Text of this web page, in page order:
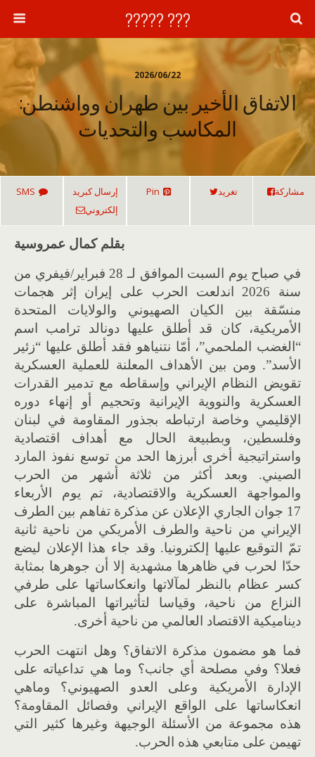
??? ?????
2026/06/22
الاتفاق الأخير بين طهران وواشنطن:
المكاسب والتحديات
مشاركة تغريد Pin
إرسال كبريد
إلكتروني
SMS
بقلم كمال عمروسية
في صباح يوم السبت الموافق لـ 28 فبراير/فيفري من
سنة 2026 اندلعت الحرب على إيران إثر هجمات
منسّقة بين الكيان الصهيوني والولايات المتحدة
الأمريكية، كان قد أطلق عليها دونالد ترامب اسم
“الغضب الملحمي”، أمّا نتنياهو فقد أطلق عليها “زئير
الأسد”. ومن بين الأهداف المعلنة للعملية العسكرية
تقويض النظام الإيراني وإسقاطه مع تدمير القدرات
العسكرية والنووية الإيرانية وتحجيم أو إنهاء دوره
الإقليمي وخاصة ارتباطه بجذور المقاومة في لبنان
وفلسطين، وبطبيعة الحال مع أهداف اقتصادية
واستراتيجية أخرى أبرزها الحد من توسع نفوذ المارد
الصيني. وبعد أكثر من ثلاثة أشهر من الحرب
والمواجهة العسكرية والاقتصادية، تم يوم الأربعاء
17 جوان الجاري الإعلان عن مذكرة تفاهم بين الطرف
الإيراني من ناحية والطرف الأمريكي من ناحية ثانية
تمّ التوقيع عليها إلكترونيا. وقد جاء هذا الإعلان ليضع
حدّا لحرب في ظاهرها مشهدية إلا أن جوهرها بمثابة
كسر عظام بالنظر لمآلاتها وانعكاساتها على طرفي
النزاع من ناحية، وقياسا لتأثيراتها المباشرة على
ديناميكية الاقتصاد العالمي من ناحية أخرى.
فما هو مضمون مذكرة الاتفاق؟ وهل انتهت الحرب
فعلا؟ وفي مصلحة أي جانب؟ وما هي تداعياته على
الإدارة الأمريكية وعلى العدو الصهيوني؟ وماهي
انعكاساتها على الواقع الإيراني وفصائل المقاومة؟
هذه مجموعة من الأسئلة الوجيهة وغيرها كثير التي
تهيمن على متابعي هذه الحرب.